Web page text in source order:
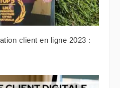
client en ligne 2023 :